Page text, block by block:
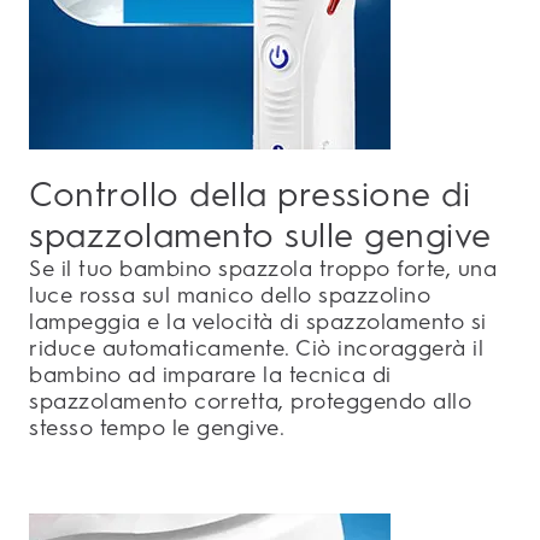
Controllo della pressione di
spazzolamento sulle gengive
Se il tuo bambino spazzola troppo forte, una
luce rossa sul manico dello spazzolino
lampeggia e la velocità di spazzolamento si
riduce automaticamente. Ciò incoraggerà il
bambino ad imparare la tecnica di
spazzolamento corretta, proteggendo allo
stesso tempo le gengive.